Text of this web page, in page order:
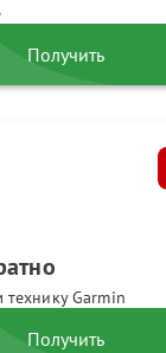
Получить
технику Garmin
Получить